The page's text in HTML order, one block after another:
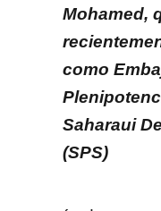
Mohamed,
como
Saharaui
(SPS)